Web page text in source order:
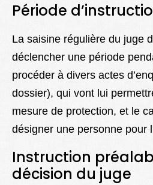
Période
La saisine régulière du juge
déclencher une période
procéder à divers actes
dossier), qui vont lui
mesure de protection, et le
désigner une personne pour
Instruction
décision du juge